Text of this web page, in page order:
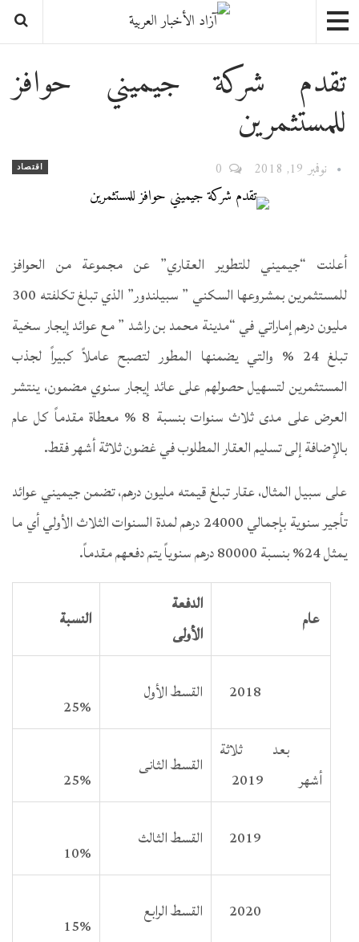
تقدم شركة جيميني حوافز
للمستثمرين
اقتصاد نوفمبر 19, 2018
أعلنت “جيميني للتطوير العقاري” عن مجموعة من الحوافز
للمستثمرين بمشروعها السكني ” سبيلندور” الذي تبلغ تكلفته 300
مليون درهم إماراتي في “مدينة محمد بن راشد ” مع عوائد إيجار سخية
تبلغ 24 % والتي يضمنها المطور لتصبح عاملاً كبيراً لجذب
المستثمرين لتسهيل حصولهم على عائد إيجار سنوي مضمون، ينتشر
العرض على مدى ثلاث سنوات بنسبة 8 % معطاة مقدماً كل عام
بالإضافة إلى تسليم العقار المطلوب في غضون ثلاثة أشهر فقط.
على سبيل المثال، عقار تبلغ قيمته مليون درهم، تضمن جيميني عوائد
تأجير سنوية بإجمالي 24000 درهم لمدة السنوات الثلاث الأولي أي ما
يمثل 24% بنسبة 80000 درهم سنوياً يتم دفعهم مقدماً.
عام
الدفعة
الأولى
النسبة
القسط الأول
25%
بعد ثلاثة
أشهر 2019
القسط الثانى
25%
القسط الثالث
10%
القسط الرابع
15%